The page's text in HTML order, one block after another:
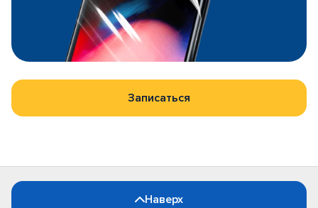
Записаться
Наверх